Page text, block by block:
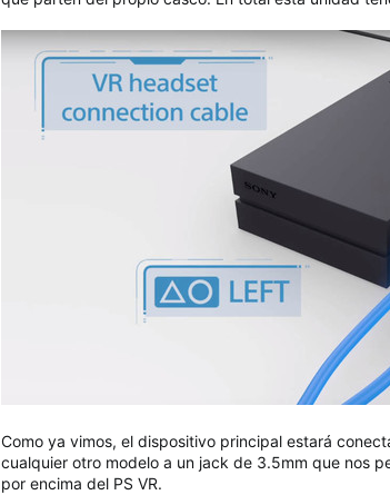
Como ya vimos, el dispositivo principal estará
cualquier otro modelo a un jack de 3.5mm que nos
por encima del PS VR.